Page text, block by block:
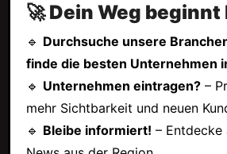
🚀 Dein Weg beginnt
🔹 Durchsuche unsere
finde die besten Unternehmen
🔹 Unternehmen eintragen?–
mehr Sichtbarkeit und neuen
🔹 Bleibe informiert! – Entdecke